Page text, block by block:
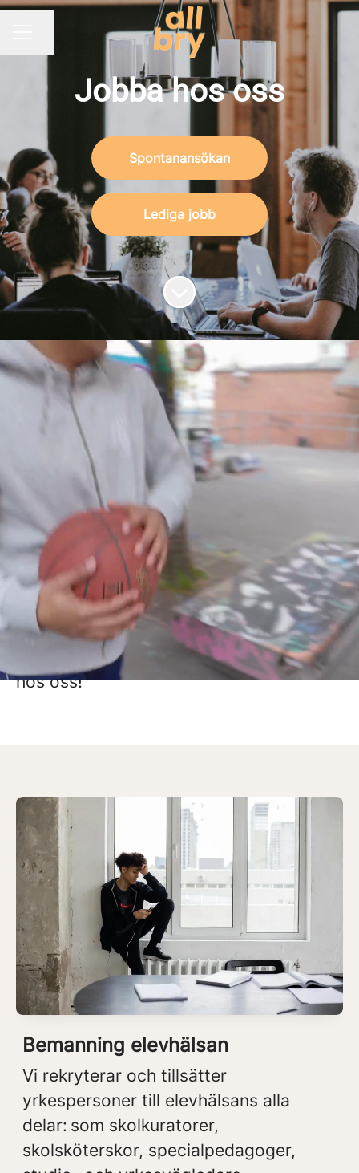
Jobba hos oss
Spontanansökan
Lediga jobb
Skrolla för mer innehåll
Bli en del av att
utforma elevhälsan på
elevens vis
Vill du också vara med och påverka
skolans arbete med elevhälsan? Vill du
vara en del av ett nytänkande företag
som skapar nya möjligheter för barn och
ungas psykiska hälsa? Om du känner
igen dig så kanske du är nästa lagkamrat
hos oss!
Bemanning elevhälsan
Vi rekryterar och tillsätter
yrkespersoner till elevhälsans alla
delar: som skolkuratorer,
skolsköterskor, specialpedagoger,